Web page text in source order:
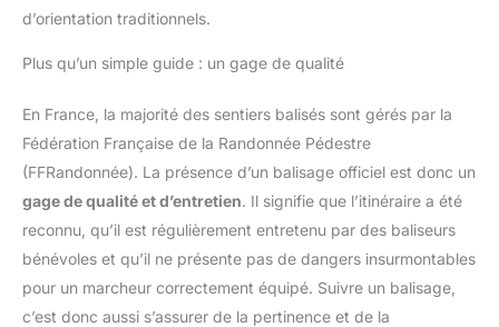
d’orientation traditionnels.
Plus qu’un simple guide : un gage de qualité
En France, la majorité des sentiers balisés sont gérés par la
Fédération Française de la Randonnée Pédestre
(FFRandonnée). La présence d’un balisage officiel est donc un
gage de qualité et d’entretien. Il signifie que l’itinéraire a été
reconnu, qu’il est régulièrement entretenu par des baliseurs
bénévoles et qu’il ne présente pas de dangers insurmontables
pour un marcheur correctement équipé. Suivre un balisage,
c’est donc aussi s’assurer de la pertinence et de la